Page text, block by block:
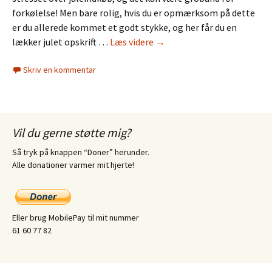
forkølelse! Men bare rolig, hvis du er opmærksom på dette
er du allerede kommet et godt stykke, og her får du en
lækker julet opskrift … Læs videre Antiinflammatorisk
→
Skriv en kommentar
Vil du gerne støtte mig?
Så tryk på knappen “Doner” herunder.
Alle donationer varmer mit hjerte!
Eller brug MobilePay til mit nummer
61 60 77 82